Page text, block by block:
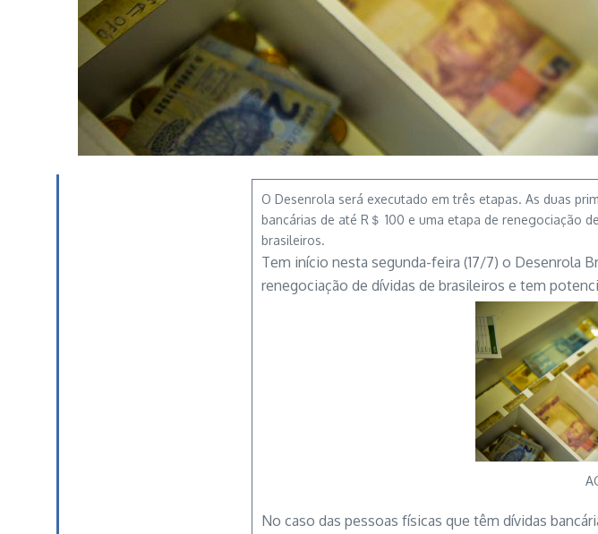
O Desenrola será executado em três etapas. As duas
bancárias de até R＄ 100 e uma etapa de renegociação
brasileiros.
Tem início nesta segunda-feira (17/7) o Desenrola
renegociação de dívidas de brasileiros e tem
No caso das pessoas físicas que têm dívidas